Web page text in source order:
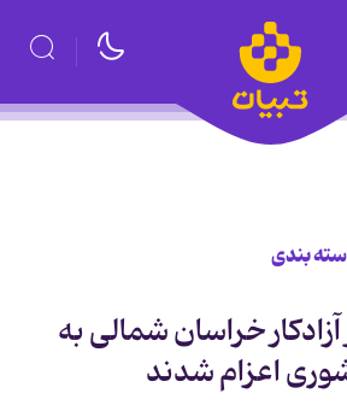
بندی
خراسان شمالی به
اعزام شدند